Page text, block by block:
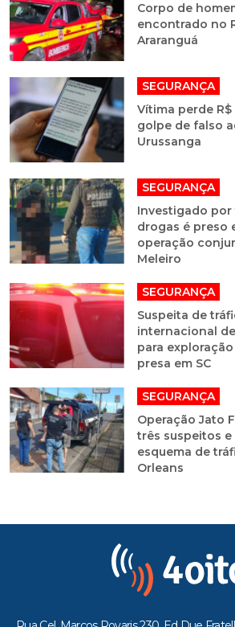
Corpo de
encontrado no
Araranguá
SEGURANÇA
Vítima perde R$
golpe de falso
Urussanga
SEGURANÇA
Investigado
drogas é preso
operação
Meleiro
SEGURANÇA
Suspeita de
internacional
para
presa em SC
SEGURANÇA
Operação Jato
três suspeitos
esquema de
Orleans